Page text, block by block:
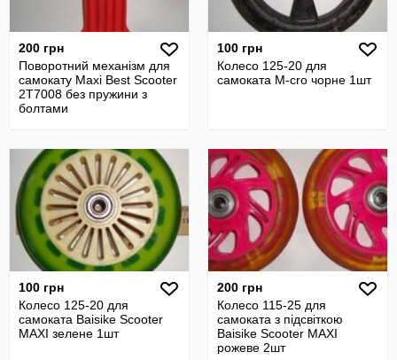
200 грн
Поворотний механізм для
самокату Maxi Best Scooter
2T7008 без пружини з
болтами
100 грн
Колесо 125-20 для
самоката M-cro чорне 1шт
100 грн
Колесо 125-20 для
самоката Baisike Scooter
MAXI зелене 1шт
200 грн
Колесо 115-25 для
самоката з підсвіткою
Baisike Scooter MAXI
рожеве 2шт